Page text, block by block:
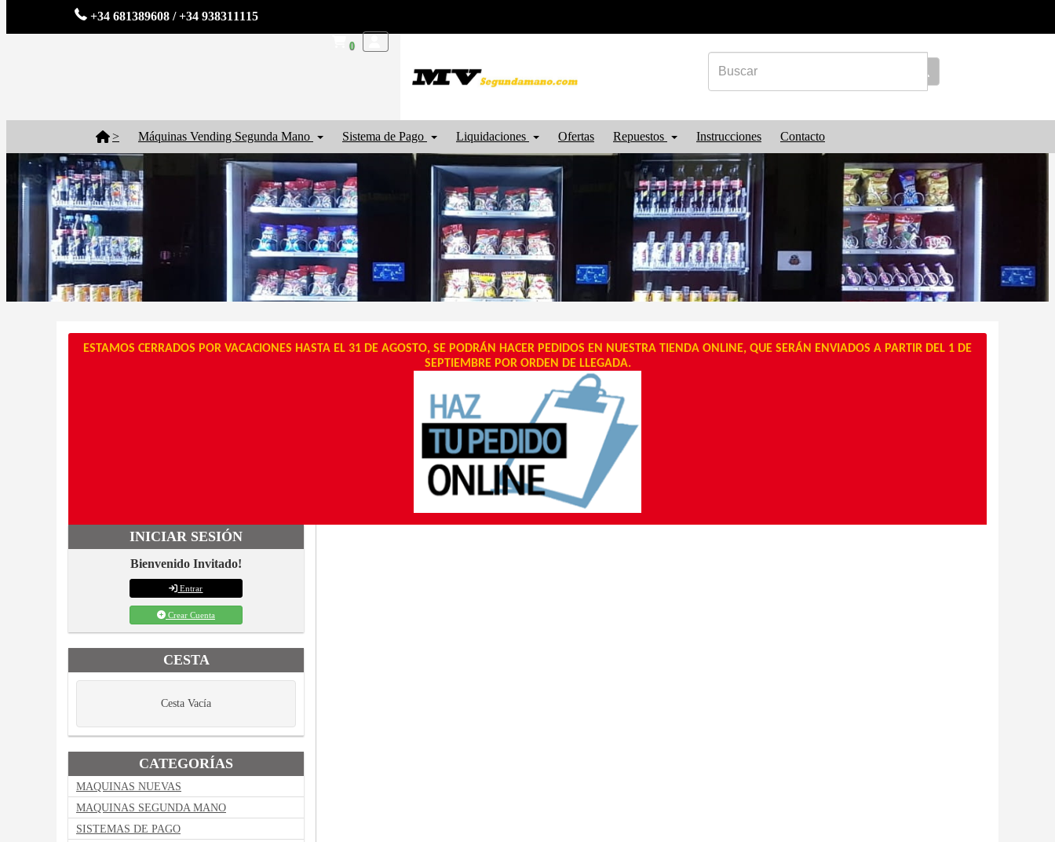
+34 681389608 / +34 938311115
0
> Máquinas Vending Segunda Mano Sistema de Pago Liquidaciones Ofertas Repuestos Instrucciones Contacto
ESTAMOS CERRADOS POR VACACIONES HASTA EL 31 DE AGOSTO, SE PODRÁN HACER PEDIDOS EN NUESTRA TIENDA ONLINE, QUE SERÁN ENVIADOS A PARTIR DEL 1 DE
SEPTIEMBRE POR ORDEN DE LLEGADA.
INICIAR SESIÓN
Bienvenido Invitado!
Entrar
Crear Cuenta
CESTA
Cesta Vacía
CATEGORÍAS
MAQUINAS NUEVAS
MAQUINAS SEGUNDA MANO
SISTEMAS DE PAGO